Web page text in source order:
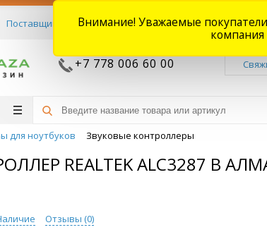
Поставщикам Договора Новости Акции Доставка
+7 778 006 60 00
для ноутбуков Звуковые контроллеры
REALTEK ALC3287 В
Отзывы (0)
Внимание! Уважаемые
компания